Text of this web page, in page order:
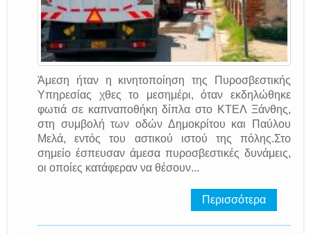
Άμεση ήταν η κινητοποίηση της Πυροσβεστικής
Υπηρεσίας χθες το μεσημέρι, όταν εκδηλώθηκε
φωτιά σε καπναποθήκη δίπλα στο ΚΤΕΛ Ξάνθης,
στη συμβολή των οδών Δημοκρίτου και Παύλου
Μελά, εντός του αστικού ιστού της πόλης.Στο
σημείο έσπευσαν άμεσα πυροσβεστικές δυνάμεις,
οι οποίες κατάφεραν να θέσουν...
Περισσότερα